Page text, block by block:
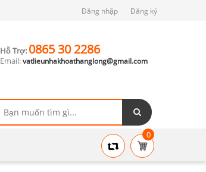
Đăng nhập Đăng ký
Hỗ Trợ: 0865 30 2286
Email:vatlieunhakhoathanglong@gmail.com
0